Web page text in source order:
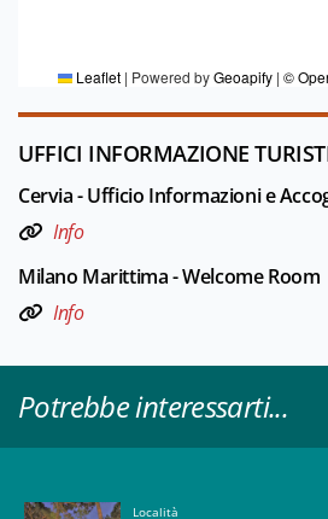
Leaflet | Powered byGeoapify | ©
UFFICI INFORMAZIONE
Cervia - Ufficio Informazioni e
Info
Milano Marittima - Welcome Room
Info
Potrebbe interessarti...
Località